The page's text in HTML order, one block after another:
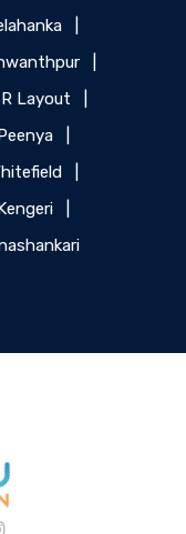
Layout